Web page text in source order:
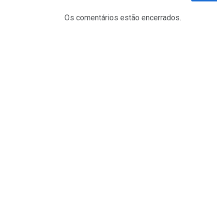
Os comentários estão encerrados.